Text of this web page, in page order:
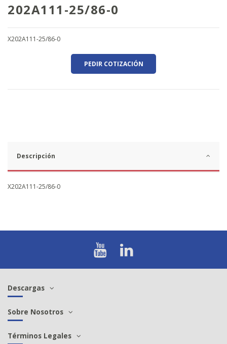
202A111-25/86-0
X202A111-25/86-0
PEDIR COTIZACIÓN
Descripción
X202A111-25/86-0
Descargas
Sobre Nosotros
Términos Legales